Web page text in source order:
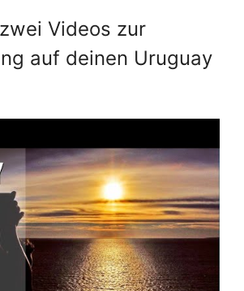
Videos zur
auf deinen Uruguay